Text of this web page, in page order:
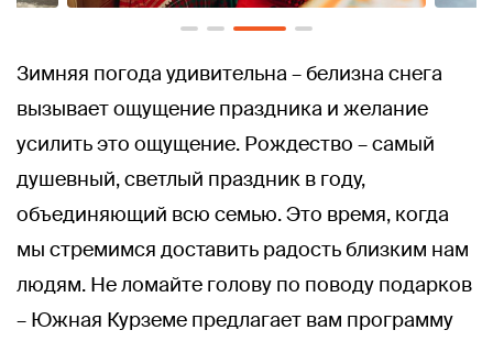
Зимняя погода удивительна – белизна снега
вызывает ощущение праздника и желание
усилить это ощущение. Рождество – самый
душевный, светлый праздник в году,
объединяющий всю семью. Это время, когда
мы стремимся доставить радость близким нам
людям. Не ломайте голову по поводу подарков
– Южная Курземе предлагает вам программу